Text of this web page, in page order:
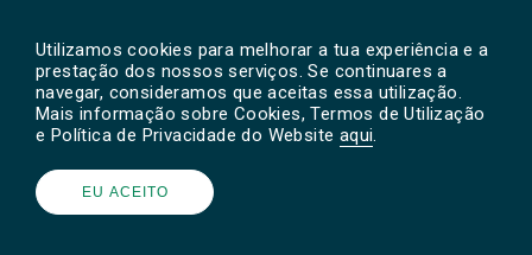
Utilizamos cookies para melhorar a tua experiência e a
prestação dos nossos serviços. Se continuares a
navegar, consideramos que aceitas essa utilização.
Mais informação sobre Cookies, Termos de Utilização
e Política de Privacidade do Website aqui.
EU ACEITO
Powered by © PAN 2026